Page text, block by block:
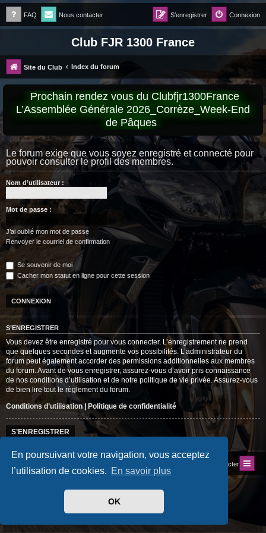
En poursuivant votre navigation, vous acceptez
l’utilisation de cookies. En savoir plus
OK
FAQ Nous contacter Connexion
S’enregistrer
Club FJR 1300 France
Site du Club Index du forum
Prochain rendez vous du Clubfjr1300France
L’Assemblée Générale 2026_Corrèze_Week-End
de Pâques
Le forum exige que vous soyez enregistré et connecté pour
pouvoir consulter le profil des membres.
Nom d’utilisateur :
Mot de passe :
J’ai oublié mon mot de passe
Renvoyer le courriel de confirmation
Se souvenir de moi
Cacher mon statut en ligne pour cette session
S’ENREGISTRER
Vous devez être enregistré pour vous connecter. L’enregistrement ne prend
que quelques secondes et augmente vos possibilités. L’administrateur du
forum peut également accorder des permissions additionnelles aux membres
du forum. Avant de vous enregistrer, assurez-vous d’avoir pris connaissance
de nos conditions d’utilisation et de notre politique de vie privée. Assurez-vous
de bien lire tout le règlement du forum.
Conditions d’utilisation| Politique de confidentialité
S’ENREGISTRER
Nous contacter
Drapeaux des Pays par Sylver35» V 1.6.0